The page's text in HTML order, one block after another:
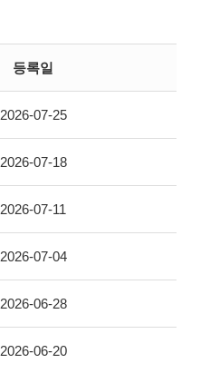
등록일
2026-07-25
2026-07-18
2026-07-11
2026-07-04
2026-06-28
2026-06-20